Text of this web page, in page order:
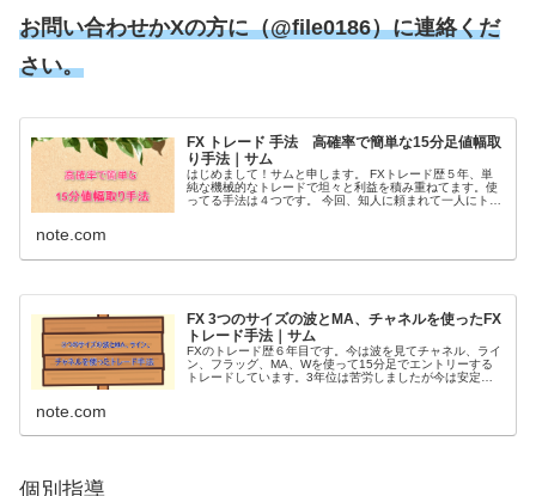
お問い合わせかXの方に（@file0186）に連絡くだ
さい。
FX トレード 手法 高確率で簡単な15分足値幅取
り手法｜サム
はじめまして！サムと申します。 FXトレード歴５年、単
純な機械的なトレードで坦々と利益を積み重ねてます。使
ってる手法は４つです。 今回、知人に頼まれて一人にトレ
note.com
FX 3つのサイズの波とMA、チャネルを使ったFX
トレード手法｜サム
FXのトレード歴６年目です。今は波を見てチャネル、ライ
ン、フラッグ、MA、Wを使って15分足でエントリーする
トレードしています。3年位は苦労しましたが今は安定し
note.com
個別指導